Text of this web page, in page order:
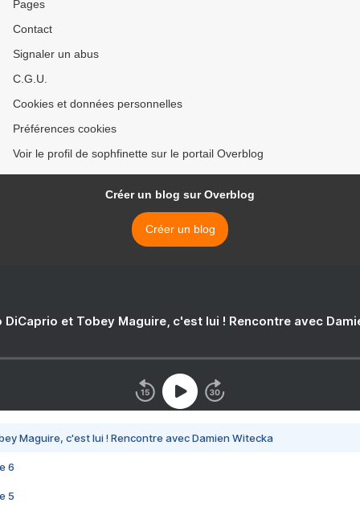
Pages
Contact
Signaler un abus
C.G.U.
Cookies et données personnelles
Préférences cookies
Voir le profil de sophfinette sur le portail Overblog
Créer un blog sur Overblog
Créer un blog
DiCaprio et Tobey Maguire, c'est lui ! Rencontre avec
Maguire, c'est lui ! Rencontre avec Damien Witecka
6
5